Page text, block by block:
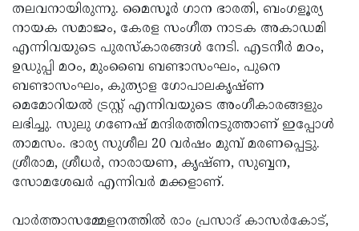
തലവനായിരുന്നു. മൈസൂര്‍ ഗാന ഭാരതി, ബംഗളൂര്യ
നായക സമാജം, കേരള സംഗീത നാടക അകാഡമി
എന്നിവയുടെ പുരസ്‌കാരങ്ങള്‍ നേടി. എടനീര്‍ മഠം,
ഉഡുപ്പി മഠം, മുംബൈ ബണ്ടാസംഘം, പുനെ
ബണ്ടാസംഘം, കുത്യാള ഗോപാലകൃഷ്ണ
മെമോറിയല്‍ ട്രസ്റ്റ് എന്നിവയുടെ അംഗീകാരങ്ങളും
ലഭിച്ചു. സുലു ഗണേഷ് മന്ദിരത്തിനടുത്താണ് ഇപ്പോള്‍
താമസം. ഭാര്യ സുശീല 20 വര്‍ഷം മുമ്പ് മരണപ്പെട്ടു.
ശ്രീരാമ, ശ്രീധര്‍, നാരായണ, കൃഷ്ണ, സുബ്ബന,
സോമശേഖര്‍ എന്നിവര്‍ മക്കളാണ്.
വാര്‍ത്താസമ്മേളനത്തില്‍ രാം പ്രസാദ് കാസര്‍കോട്,